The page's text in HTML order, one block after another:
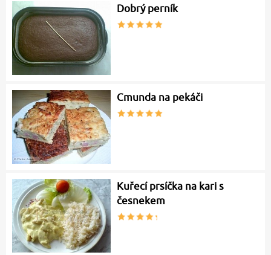
Dobrý perník
Cmunda na pekáči
Kuřecí prsíčka na kari s
česnekem